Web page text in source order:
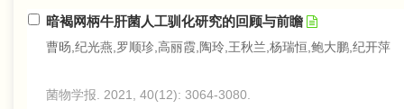
暗褐网柄牛肝菌人工驯化研究的回顾与前瞻
曹旸,纪光燕,罗顺珍,高丽霞,陶玲,王秋兰,杨瑞恒,鲍大鹏,纪开萍
菌物学报. 2021, 40(12): 3064-3080.